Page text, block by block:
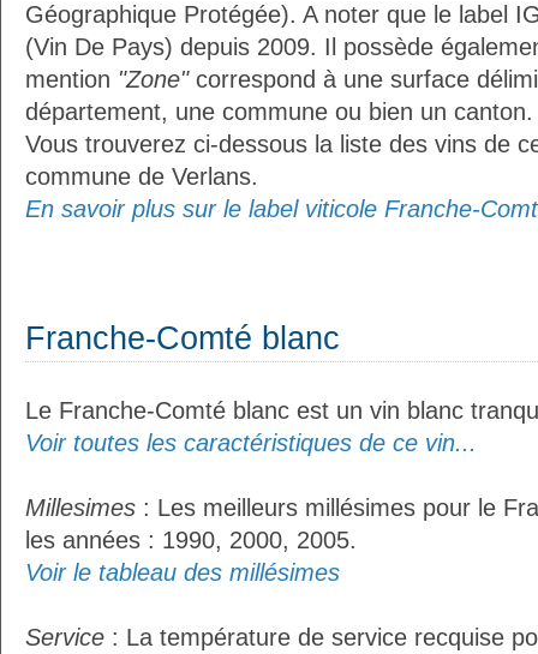
Géographique Protégée). A noter que le label
(Vin De Pays) depuis 2009. Il possède
mention "Zone"correspond à une surface
département, une commune ou bien un canton.
Vous trouverez ci-dessous la liste des vins de
commune de Verlans.
En savoir plus sur le label viticole Franche-
Franche-Comté blanc
Le Franche-Comté blanc est un vin blanc
Voir toutes les caractéristiques de ce vin...
Millesimes : Les meilleurs millésimes pour le
les années : 1990, 2000, 2005.
Voir le tableau des millésimes
Service : La température de service recquise